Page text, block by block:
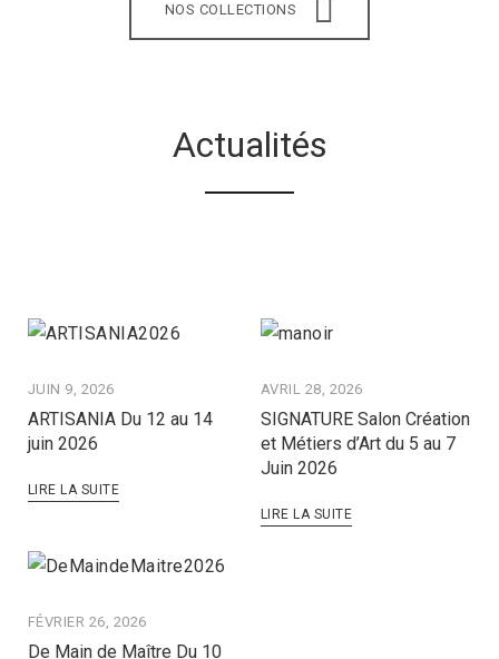
NOS COLLECTIONS
Actualités
JUIN 9, 2026
ARTISANIA Du 12 au 14
juin 2026
LIRE LA SUITE
AVRIL 28, 2026
SIGNATURE Salon Création
et Métiers d’Art du 5 au 7
Juin 2026
LIRE LA SUITE
FÉVRIER 26, 2026
De Main de Maître Du 10